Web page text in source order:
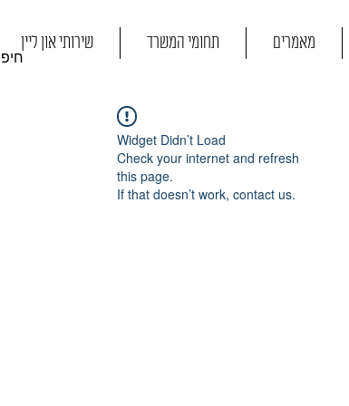
שירותי און ליין תחומי המשרד מאמרים
Widget Didn’t Load
Check your internet and refresh
this page.
If that doesn’t work, contact us.